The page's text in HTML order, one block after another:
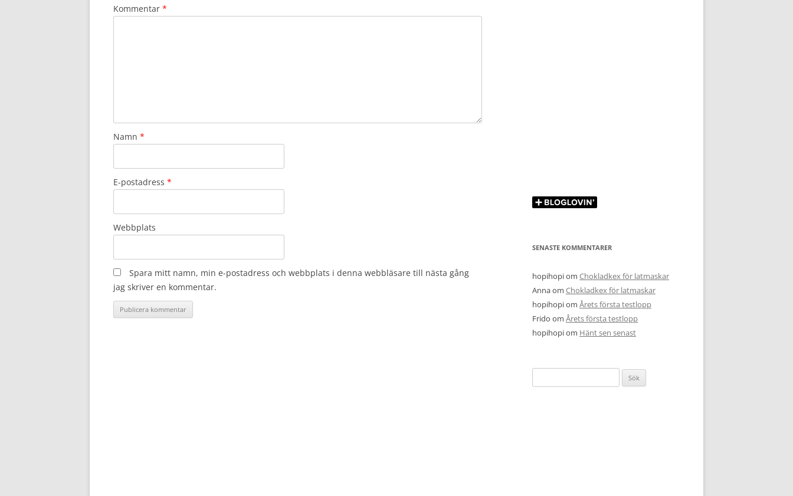
Kommentar *
Namn *
E-postadress *
Webbplats
Spara mitt namn, min e-postadress och webbplats i denna webbläsare till nästa gång
jag skriver en kommentar.
SENASTE KOMMENTARER
hopihopiom Chokladkex för latmaskar
Annaom Chokladkex för latmaskar
hopihopiom Årets första testlopp
Frido om Årets första testlopp
hopihopiom Hänt sen senast
efter: